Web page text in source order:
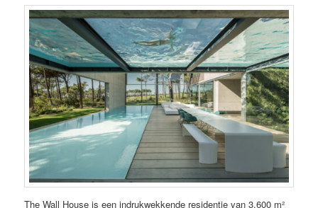
The Wall House is een indrukwekkende residentie van 3.600 m²